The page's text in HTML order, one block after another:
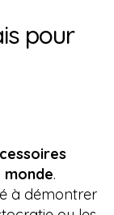
pour
monde.
à démontrer